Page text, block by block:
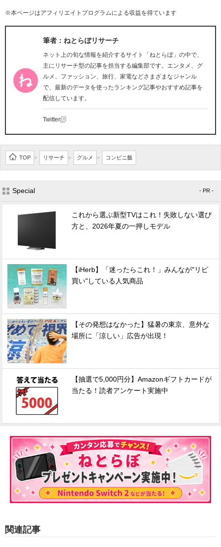
※本ページはアフィリエイトプログラムによる収益を得ています
筆者：ねとらぼリサーチ
ネット上の旬な情報を紹介するサイト「ねとらぼ」の中で、
主にリサーチ型の記事を担当する編集部です。エンタメ、グ
ルメ、ファッション、旅行、家電などさまざまなジャンル
で、最新のデータを使ったランキング記事やおすすめ記事を
配信しています。
Twitter
TOP > リサーチ > グルメ > コンビニ飯
Special - PR -
これから選ぶ新型TVはこれ！失敗しない選び
方と、2026年夏の一押しモデル
【iHerb】「迷ったらこれ！」みんなが"リピ
買い"している人気商品
【その発想はなかった】猛暑の東京、意外な
場所に「涼しい」広告が出現！
【抽選で5,000円分】Amazonギフトカードが
当たる！読者アンケート実施中
関連記事